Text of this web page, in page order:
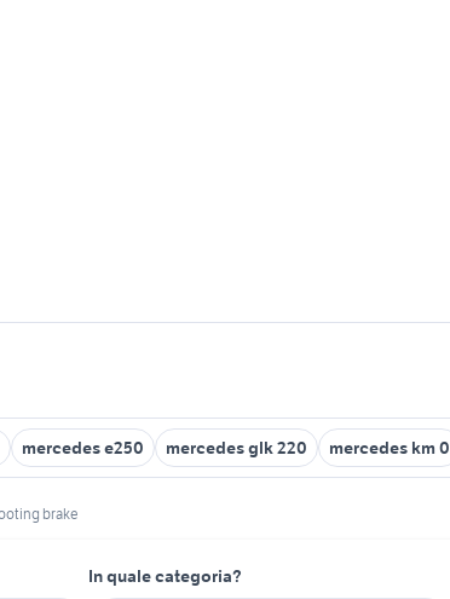
mercedes e250 mercedes glk 220 mercedes km 0
brake
In quale categoria?